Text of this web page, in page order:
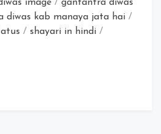
image / gantantra diwas
diwas kab manaya jata hai /
/ shayari in hindi /